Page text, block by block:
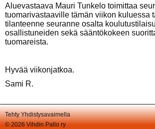
Aluevastaava Mauri Tunkelo toimittaa
tuomarivastaaville tämän viikon kuluessa
tilanteenne seuranne osalta
osallistuneiden sekä sääntökokeen
tuomareista.
Hyvää viikonjatkoa.
Sami R.
Tehty Yhdistysavaimella
©2026 Vihdin Pallo ry